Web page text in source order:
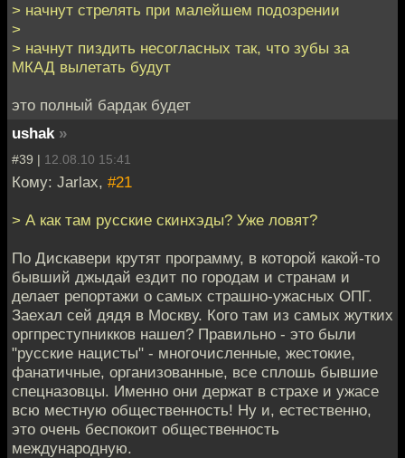
> начнут стрелять при малейшем подозрении
>
> начнут пиздить несогласных так, что зубы за
МКАД вылетать будут
это полный бардак будет
ushak »
#39 | 12.08.10 15:41
Кому: Jarlax, #21
> А как там русские скинхэды? Уже ловят?
По Дискавери крутят программу, в которой какой-то
бывший джыдай ездит по городам и странам и
делает репортажи о самых страшно-ужасных ОПГ.
Заехал сей дядя в Москву. Кого там из самых жутких
оргпреступникков нашел? Правильно - это были
"русские нацисты" - многочисленные, жестокие,
фанатичные, организованные, все сплошь бывшие
спецназовцы. Именно они держат в страхе и ужасе
всю местную общественность! Ну и, естественно,
это очень беспокоит общественность
международную.